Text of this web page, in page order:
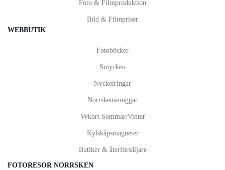
Foto & Filmproduktion
Bild & Filmpriser
WEBBUTIK
Fotoböcker
Smycken
Nyckelringar
Norrskensmuggar
Vykort Sommar/Vinter
Kylskåpsmagneter
Butiker & återförsäljare
FOTORESOR NORRSKEN